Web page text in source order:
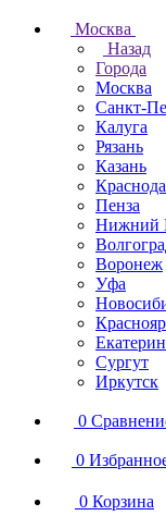
Москва
Назад
Города
Москва
Санкт-
Калуга
Рязань
Казань
Пенза
Нижний
Воронеж
Уфа
Сургут
Иркутск
0
0
0 Корзина